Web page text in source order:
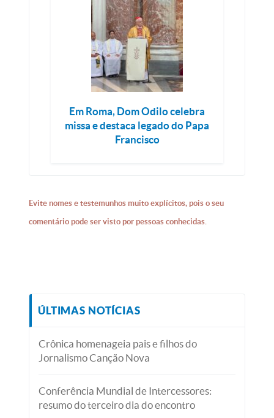
Em Roma, Dom Odilo celebra
missa e destaca legado do Papa
Francisco
Evite nomes e testemunhos muito explícitos, pois o seu
comentário pode ser visto por pessoas conhecidas.
ÚLTIMAS NOTÍCIAS
Crônica homenageia pais e filhos do
Jornalismo Canção Nova
Conferência Mundial de Intercessores:
resumo do terceiro dia do encontro